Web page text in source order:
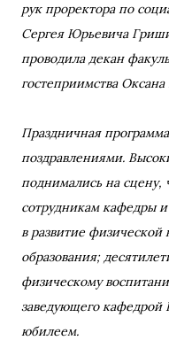
рук проректора по
Сергея Юрьевича
проводила декан
гостеприимства
Праздничная
поздравлениями.
поднимались на сцену,
сотрудникам кафедры
в развитие физической
образования;
физическому
заведующего кафедрой
юбилеем.